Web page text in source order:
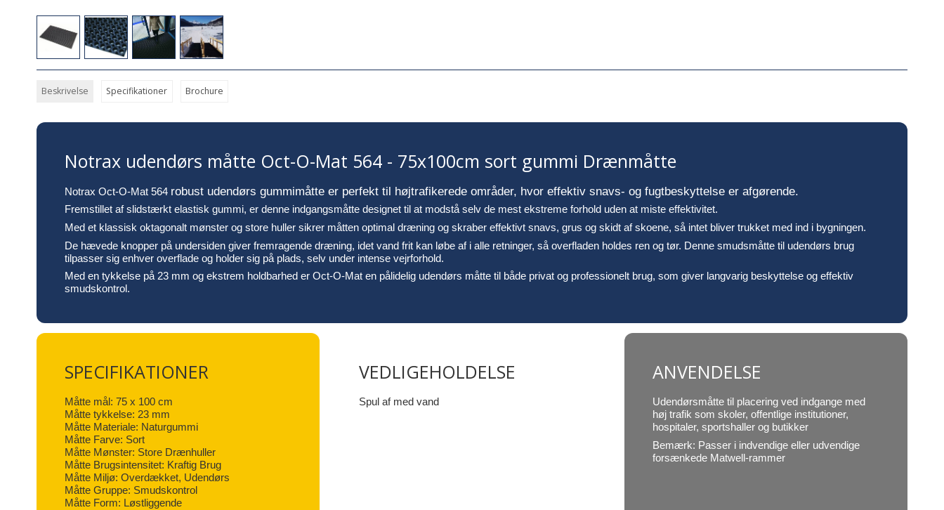
Beskrivelse Specifikationer Brochure
Notrax udendørs måtte Oct-O-Mat 564 - 75x100cm sort gummi Drænmåtte
Notrax Oct-O-Mat 564 robust udendørs gummimåtte er perfekt til højtrafikerede områder, hvor effektiv snavs- og fugtbeskyttelse er afgørende.
Fremstillet af slidstærkt elastisk gummi, er denne indgangsmåtte designet til at modstå selv de mest ekstreme forhold uden at miste effektivitet.
Med et klassisk oktagonalt mønster og store huller sikrer måtten optimal dræning og skraber effektivt snavs, grus og skidt af skoene, så intet bliver trukket med ind i bygningen.
De hævede knopper på undersiden giver fremragende dræning, idet vand frit kan løbe af i alle retninger, så overfladen holdes ren og tør. Denne smudsmåtte til udendørs brug
tilpasser sig enhver overflade og holder sig på plads, selv under intense vejrforhold.
Med en tykkelse på 23 mm og ekstrem holdbarhed er Oct-O-Mat en pålidelig udendørs måtte til både privat og professionelt brug, som giver langvarig beskyttelse og effektiv
smudskontrol.
SPECIFIKATIONER
Måtte mål: 75 x 100 cm
Måtte tykkelse: 23 mm
Måtte Materiale: Naturgummi
Måtte Farve: Sort
Måtte Mønster: Store Drænhuller
Måtte Brugsintensitet: Kraftig Brug
Måtte Miljø: Overdækket, Udendørs
Måtte Gruppe: Smudskontrol
Måtte Form: Løstliggende
VEDLIGEHOLDELSE
Spul af med vand
ANVENDELSE
Udendørsmåtte til placering ved indgange med
høj trafik som skoler, offentlige institutioner,
hospitaler, sportshaller og butikker
Bemærk: Passer i indvendige eller udvendige
forsænkede Matwell-rammer